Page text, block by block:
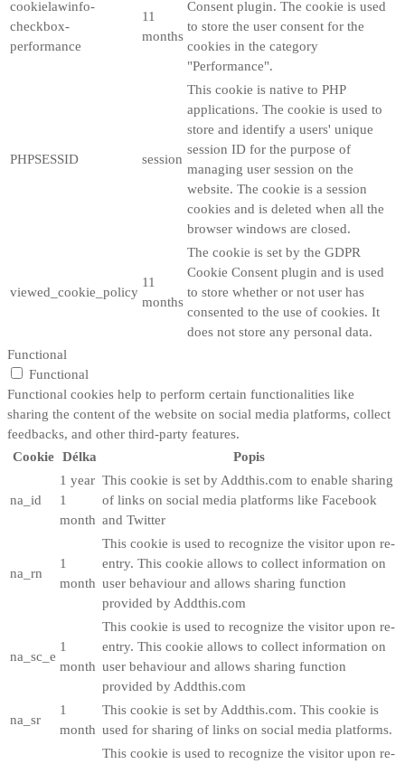
cookielawinfo-
checkbox-
performance
11
months
Consent plugin. The cookie is used
to store the user consent for the
cookies in the category
"Performance".
PHPSESSID session
This cookie is native to PHP
applications. The cookie is used to
store and identify a users' unique
session ID for the purpose of
managing user session on the
website. The cookie is a session
cookies and is deleted when all the
browser windows are closed.
viewed_cookie_policy
11
months
The cookie is set by the GDPR
Cookie Consent plugin and is used
to store whether or not user has
consented to the use of cookies. It
does not store any personal data.
Functional
Functional
Functional cookies help to perform certain functionalities like
sharing the content of the website on social media platforms, collect
feedbacks, and other third-party features.
Cookie Délka Popis
na_id
1 year
1
month
This cookie is set by Addthis.com to enable sharing
of links on social media platforms like Facebook
and Twitter
na_rn
1
month
This cookie is used to recognize the visitor upon re-
entry. This cookie allows to collect information on
user behaviour and allows sharing function
provided by Addthis.com
na_sc_e
1
month
This cookie is used to recognize the visitor upon re-
entry. This cookie allows to collect information on
user behaviour and allows sharing function
provided by Addthis.com
na_sr
1
month
This cookie is set by Addthis.com. This cookie is
used for sharing of links on social media platforms.
This cookie is used to recognize the visitor upon re-